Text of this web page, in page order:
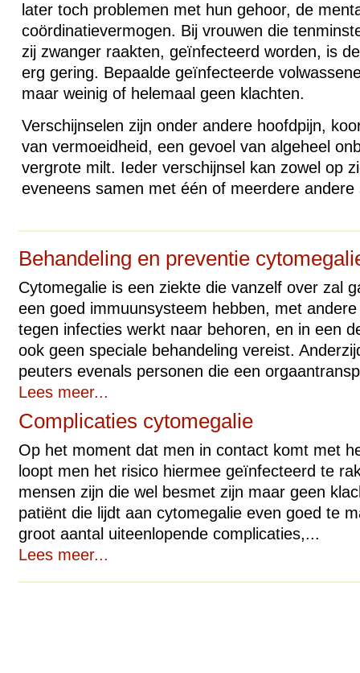
later toch problemen met hun gehoor, de
coördinatievermogen. Bij vrouwen die
zij zwanger raakten, geïnfecteerd worden, is
erg gering. Bepaalde geïnfecteerde
maar weinig of helemaal geen klachten.
Verschijnselen zijn onder andere hoofdpijn,
van vermoeidheid, een gevoel van algeheel
vergrote milt. Ieder verschijnsel kan zowel op
eveneens samen met één of meerdere
Behandeling en preventie
Cytomegalie is een ziekte die vanzelf over zal
een goed immuunsysteem hebben, met
tegen infecties werkt naar behoren, en in een
ook geen speciale behandeling vereist.
peuters evenals personen die een
Lees meer...
Complicaties cytomegalie
Op het moment dat men in contact komt met
loopt men het risico hiermee geïnfecteerd te
mensen zijn die wel besmet zijn maar geen
patiënt die lijdt aan cytomegalie even goed te
groot aantal uiteenlopende complicaties,...
Lees meer...